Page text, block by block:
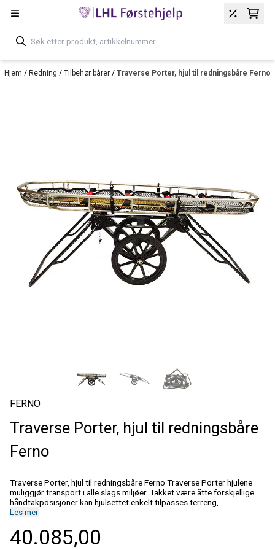
Hopp til innhold
Hjem / Redning / Tilbehør bårer / Traverse Porter, hjul til redningsbåre Ferno
FERNO
Traverse Porter, hjul til redningsbåre
Ferno
Traverse Porter, hjul til redningsbåre Ferno Traverse Porter hjulene
muliggjør transport i alle slags miljøer. Takket være åtte forskjellige
håndtakposisjoner kan hjulsettet enkelt tilpasses terreng,
redningsoppgave og helning. Det universelle designet gjør Porter
problemfri manøvrering, ergonomisk pasienthåndtering og optimal
komfort under redningsarbeid. Informasjon Universell design gjør den
Les mer
40.085,00